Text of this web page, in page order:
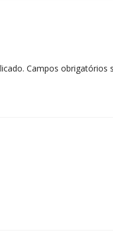
Campos obrigatórios